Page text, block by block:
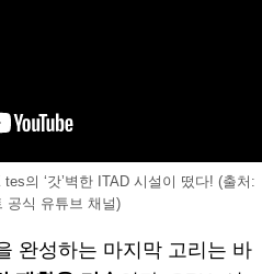
의 ‘갓’벽한 ITAD 시설이 떴다! (출처:
공식 유튜브 채널)
완성하는 마지막 고리는 바